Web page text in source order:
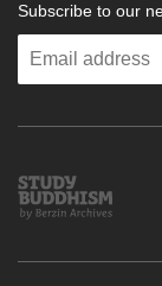
Subscribe to our
Enter
Study
Buddhism